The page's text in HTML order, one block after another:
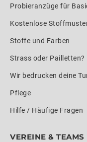
Probieranzüge für
Kostenlose
Stoffe und Farben
Strass oder Pailletten?
Wir bedrucken deine
Pflege
Hilfe / Häufige Fragen
VEREINE & TEAMS